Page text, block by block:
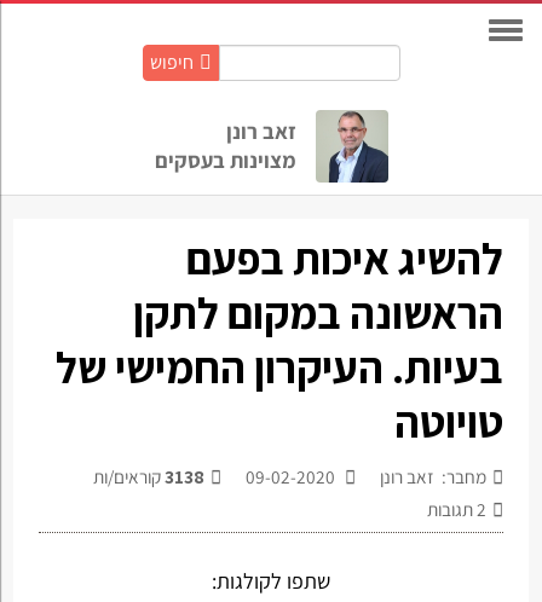
חיפוש
זאב רונן
מצוינות בעסקים
להשיג איכות בפעם
הראשונה במקום לתקן
בעיות. העיקרון החמישי של
טויוטה
מחבר: זאב רונן 3138קוראים/ות
2תגובות
שתפו לקולגות: